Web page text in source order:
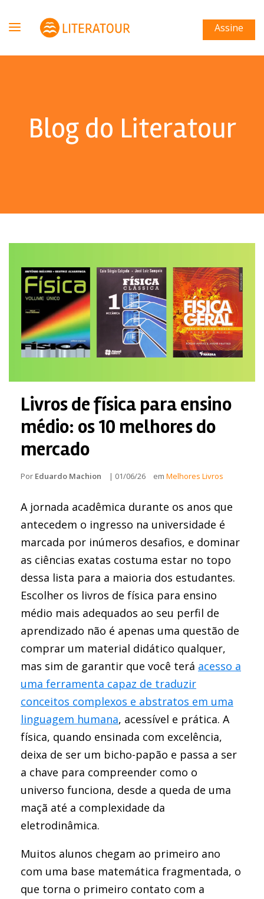
Assine
Blog do Literatour
Livros de física para ensino
médio: os 10 melhores do
mercado
Por Eduardo Machion | 01/06/26 em Melhores Livros
A jornada acadêmica durante os anos que
antecedem o ingresso na universidade é
marcada por inúmeros desafios, e dominar
as ciências exatas costuma estar no topo
dessa lista para a maioria dos estudantes.
Escolher os livros de física para ensino
médio mais adequados ao seu perfil de
aprendizado não é apenas uma questão de
comprar um material didático qualquer,
mas sim de garantir que você terá acesso a
uma ferramenta capaz de traduzir
conceitos complexos e abstratos em uma
linguagem humana, acessível e prática. A
física, quando ensinada com excelência,
deixa de ser um bicho-papão e passa a ser
a chave para compreender como o
universo funciona, desde a queda de uma
maçã até a complexidade da
eletrodinâmica.
Muitos alunos chegam ao primeiro ano
com uma base matemática fragmentada, o
que torna o primeiro contato com a